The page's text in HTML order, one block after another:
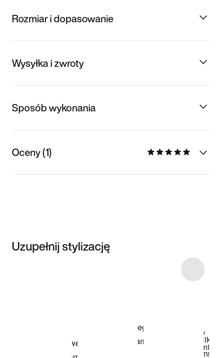
Rozmiar i dopasowanie
Wysyłka i zwroty
Sposób wykonania
Oceny (1)
Uzupełnij stylizację